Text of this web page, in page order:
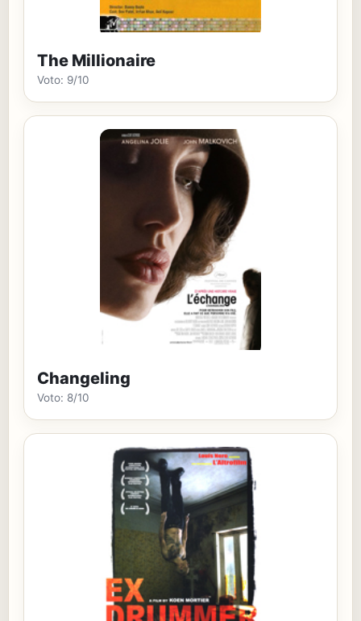
The Millionaire
Voto: 9/10
Changeling
Voto: 8/10